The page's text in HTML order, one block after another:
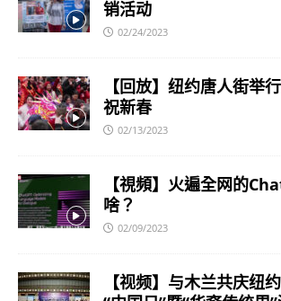
销活动
02/24/2023
【回放】纽约唐人街举
祝新春
02/13/2023
【視頻】火遍全网的
啥？
02/09/2023
【视频】与木兰共庆纽